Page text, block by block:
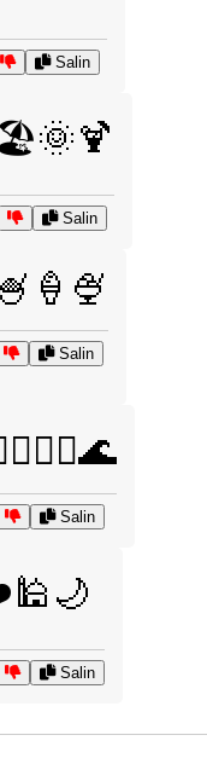
Salin
Salin
Salin
Salin
Salin